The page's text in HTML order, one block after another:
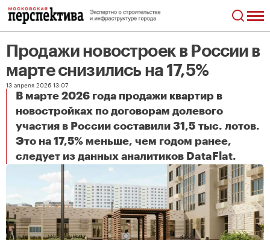
Продажи новостроек в России в
марте снизились на 17,5%
13 апреля 2026 13:07
В марте 2026 года продажи квартир в
новостройках по договорам долевого
участия в России составили 31,5 тыс. лотов.
Это на 17,5% меньше, чем годом ранее,
следует из данных аналитиков DataFlat.